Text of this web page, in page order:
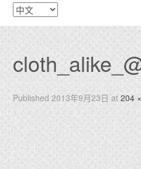
选
择
Published2013年9月23日 at204